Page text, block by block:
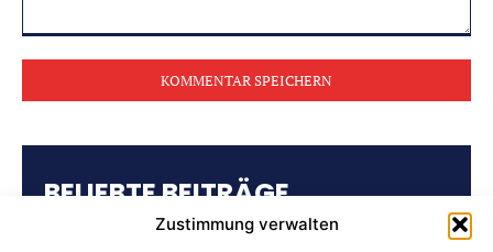
Zustimmung verwalten
BELIEBTE BEITRÄGE
Kulturring Attendorn präsentiert